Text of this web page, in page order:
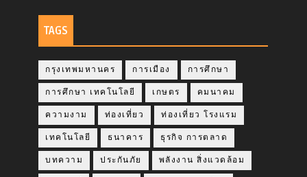
TAGS
กรุงเทพมหานคร การเมือง การศึกษา
การศึกษา เทคโนโลยี เกษตร คมนาคม
ความงาม ท่องเที่ยว ท่องเที่ยว โรงแรม
เทคโนโลยี ธนาคาร ธุรกิจ การตลาด
บทความ ประกันภัย พลังงาน สิ่งแวดล้อม